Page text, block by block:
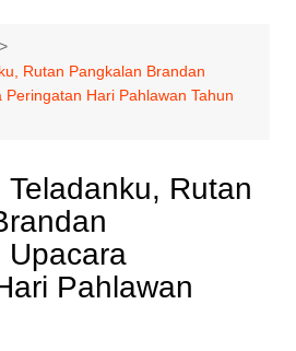
Rutan Pangkalan Brandan
Hari Pahlawan Tahun
Rutan
Upacara
Pahlawan